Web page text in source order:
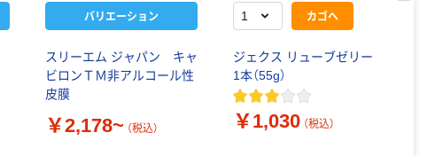
バリエーション
スリーエム ジャパン キャ
ビロンＴＭ非アルコール性
皮膜
￥2,178~ （税込）
カゴへ
ジェクス リューブゼリー
1本（55g）
￥1,030 （税込）